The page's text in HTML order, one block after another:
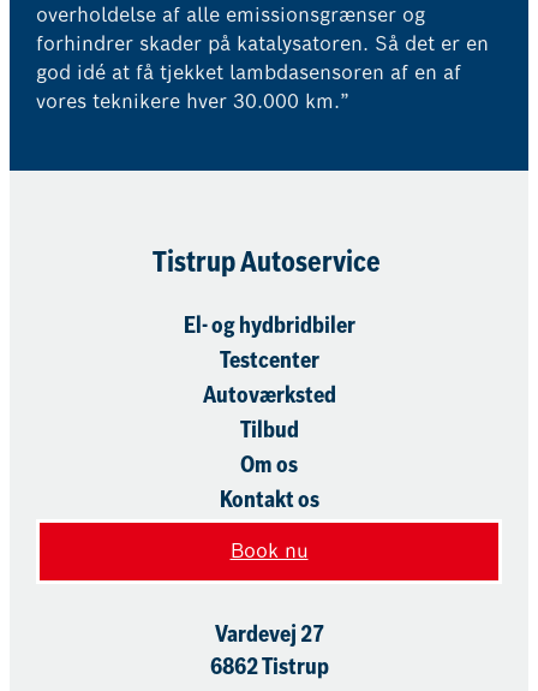
overholdelse af alle emissionsgrænser og
forhindrer skader på katalysatoren. Så det er en
god idé at få tjekket lambdasensoren af en af
vores teknikere hver 30.000 km.”
Tistrup Autoservice
El- og hydbridbiler
Testcenter
Autoværksted
Tilbud
Om os
Kontakt os
Book nu
Vardevej 27
6862 Tistrup